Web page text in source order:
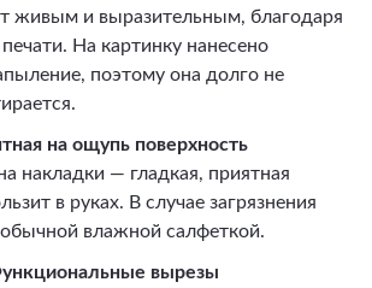
живым и выразительным, благодаря
На картинку нанесено
поэтому она долго не
на ощупь поверхность
накладки — гладкая, приятная
в руках. В случае загрязнения
влажной салфеткой.
вырезы